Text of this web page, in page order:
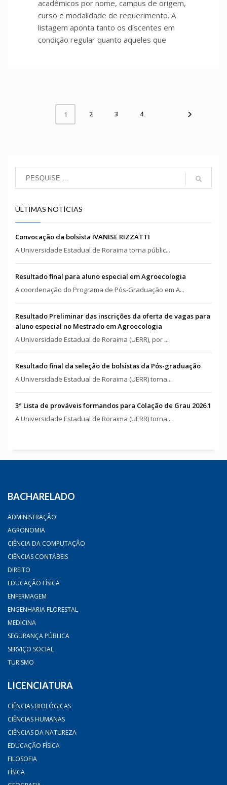
acadêmicos por nome, campus de origem,
curso e modalidade de requerimento. A
listagem aponta tanto os discentes em
condição regular quanto aqueles que
1 2 3 4
ÚLTIMAS NOTÍCIAS
Convocação da bolsista IVANISE RIZZATTI
A Universidade Estadual de Roraima torna públic...
Resultado final para aluno especial em Agroecologia
A coordenação do Programa de Pós-Graduação em A...
Resultado Preliminar das inscrições da oferta de vagas para
aluno especial no Mestrado em Agroecologia
A Universidade Estadual de Roraima (UERR), por ...
Resultado final da seleção de bolsistas da Pós-graduação
A Universidade Estadual de Roraima (UERR) torna...
3ª Lista de prováveis formandos para Colação de Grau 2026.1
A Universidade Estadual de Roraima (UERR) torna...
BACHARELADO
ADMINISTRAÇÃO
AGRONOMIA
CIÊNCIA DA COMPUTAÇÃO
CIÊNCIAS CONTÁBEIS
DIREITO
EDUCAÇÃO FÍSICA
ENFERMAGEM
ENGENHARIA FLORESTAL
MEDICINA
SEGURANÇA PÚBLICA
SERVIÇO SOCIAL
TURISMO
LICENCIATURA
CIÊNCIAS BIOLÓGICAS
CIÊNCIAS HUMANAS
CIÊNCIAS DA NATUREZA
EDUCAÇÃO FÍSICA
FILOSOFIA
FÍSICA